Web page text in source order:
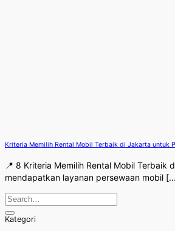
Kriteria Memilih Rental Mobil Terbaik di Jakarta untuk
📍 8 Kriteria Memilih Rental Mobil Terbaik
mendapatkan layanan persewaan mobil
Kategori